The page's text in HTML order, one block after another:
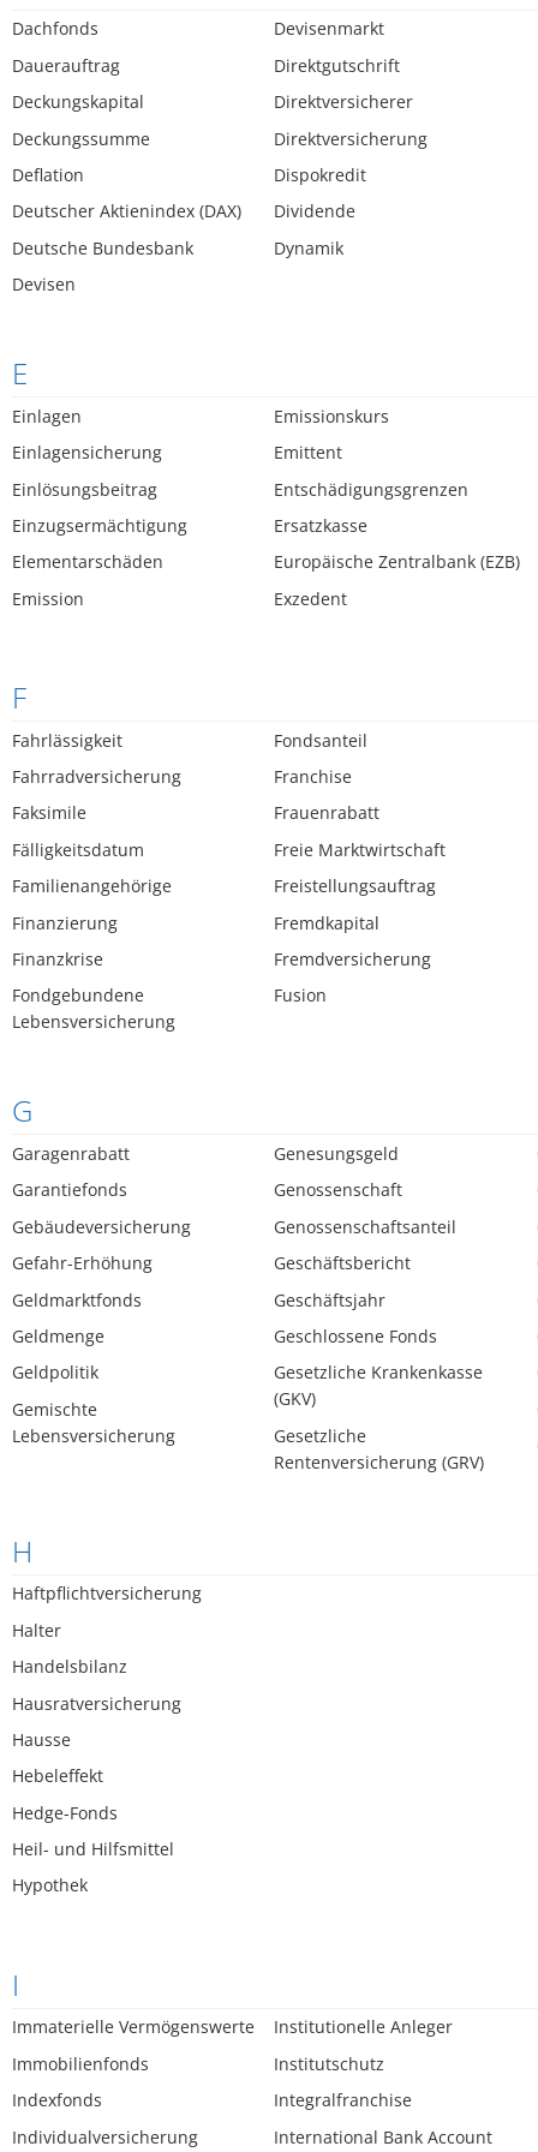
Dachfonds
Dauerauftrag
Deckungskapital
Deckungssumme
Deflation
Deutscher Aktienindex (DAX)
Deutsche Bundesbank
Devisen
Devisenmarkt
Direktgutschrift
Direktversicherer
Direktversicherung
Dispokredit
Dividende
Dynamik
E
Einlagen
Einlagensicherung
Einlösungsbeitrag
Einzugsermächtigung
Elementarschäden
Emission
Emissionskurs
Emittent
Entschädigungsgrenzen
Ersatzkasse
Europäische Zentralbank (EZB)
Exzedent
F
Fahrlässigkeit
Fahrradversicherung
Faksimile
Fälligkeitsdatum
Familienangehörige
Finanzierung
Finanzkrise
Fondgebundene
Lebensversicherung
Fondsanteil
Franchise
Frauenrabatt
Freie Marktwirtschaft
Freistellungsauftrag
Fremdkapital
Fremdversicherung
Fusion
G
Garagenrabatt
Garantiefonds
Gebäudeversicherung
Gefahr-Erhöhung
Geldmarktfonds
Geldmenge
Geldpolitik
Gemischte
Lebensversicherung
Genesungsgeld
Genossenschaft
Genossenschaftsanteil
Geschäftsbericht
Geschäftsjahr
Geschlossene Fonds
Gesetzliche Krankenkasse
(GKV)
Gesetzliche
Rentenversicherung (GRV)
H
Haftpflichtversicherung
Halter
Handelsbilanz
Hausratversicherung
Hausse
Hebeleffekt
Hedge-Fonds
Heil- und Hilfsmittel
Hypothek
I
Immaterielle Vermögenswerte
Immobilienfonds
Indexfonds
Individualversicherung
Institutionelle Anleger
Institutschutz
Integralfranchise
International Bank Account